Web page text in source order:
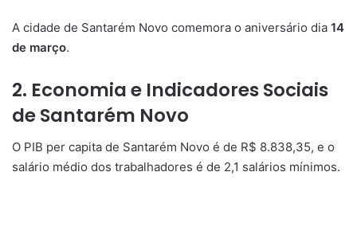
A cidade de Santarém Novo comemora o aniversário dia 14
de março.
2. Economia e Indicadores Sociais
de Santarém Novo
O PIB per capita de Santarém Novo é de R$ 8.838,35, e o
salário médio dos trabalhadores é de 2,1 salários mínimos.